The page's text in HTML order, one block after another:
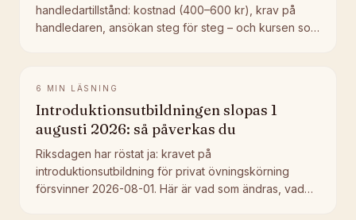
handledartillstånd: kostnad (400–600 kr), krav på
handledaren, ansökan steg för steg – och kursen som
6 MIN LÄSNING
Introduktionsutbildningen slopas 1
augusti 2026: så påverkas du
Riksdagen har röstat ja: kravet på
introduktionsutbildning för privat övningskörning
försvinner 2026-08-01. Här är vad som ändras, vad